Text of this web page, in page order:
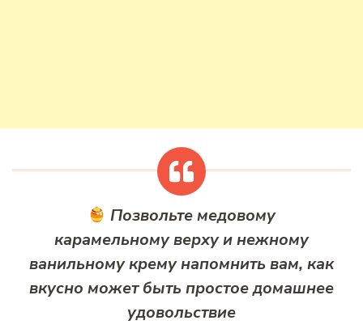
Позвольте медовому
карамельному верху и нежному
ванильному крему напомнить вам, как
вкусно может быть простое домашнее
удовольствие